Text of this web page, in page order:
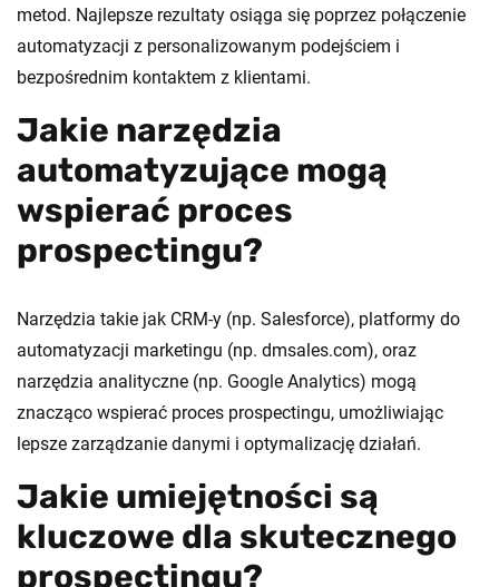
metod. Najlepsze rezultaty osiąga się poprzez połączenie
automatyzacji z personalizowanym podejściem i
bezpośrednim kontaktem z klientami.
Jakie narzędzia
automatyzujące mogą
wspierać proces
prospectingu?
Narzędzia takie jak CRM-y (np. Salesforce), platformy do
automatyzacji marketingu (np. dmsales.com), oraz
narzędzia analityczne (np. Google Analytics) mogą
znacząco wspierać proces prospectingu, umożliwiając
lepsze zarządzanie danymi i optymalizację działań.
Jakie umiejętności są
kluczowe dla skutecznego
prospectingu?